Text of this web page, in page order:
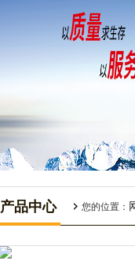
产品中心 您的位置：